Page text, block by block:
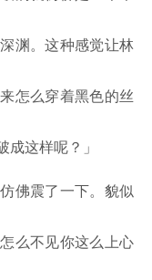
渊。这种感觉让林
怎么穿着黑色的丝
这样呢？」
佛震了一下。貌似
么不见你这么上心